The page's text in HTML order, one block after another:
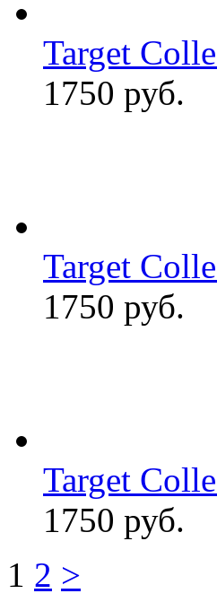
Target
1750 руб.
Target
1750 руб.
Target
1750 руб.
1 2 >